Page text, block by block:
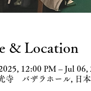
& Location
12:00 PM – Jul
寺 バザラホール, 日